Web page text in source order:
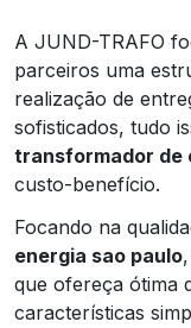
A JUND-TRAFO
parceiros uma
realização de
sofisticados, tudo
transformador de
custo-benefício.
Focando na
energia sao paulo
que ofereça ótima
características